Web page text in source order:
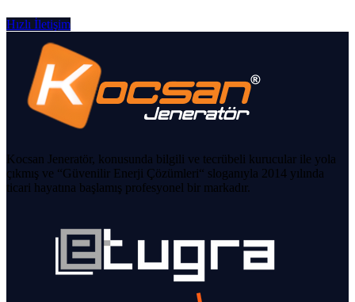
Hızlı İletişim
Kocsan Jeneratör, konusunda bilgili ve tecrübeli kurucular ile yola
çıkmış ve “Güvenilir Enerji Çözümleri“ sloganıyla 2014 yılında
ticari hayatına başlamış profesyonel bir markadır.